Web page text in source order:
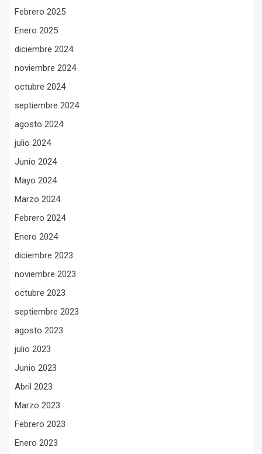
Febrero 2025
Enero 2025
diciembre 2024
noviembre 2024
octubre 2024
septiembre 2024
agosto 2024
julio 2024
Junio 2024
Mayo 2024
Marzo 2024
Febrero 2024
Enero 2024
diciembre 2023
noviembre 2023
octubre 2023
septiembre 2023
agosto 2023
julio 2023
Junio 2023
Abril 2023
Marzo 2023
Febrero 2023
Enero 2023